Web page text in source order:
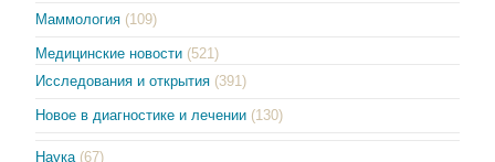
Маммология (109)
Медицинские новости (521)
Исследования и открытия (391)
Новое в диагностике и лечении (130)
Наука (67)